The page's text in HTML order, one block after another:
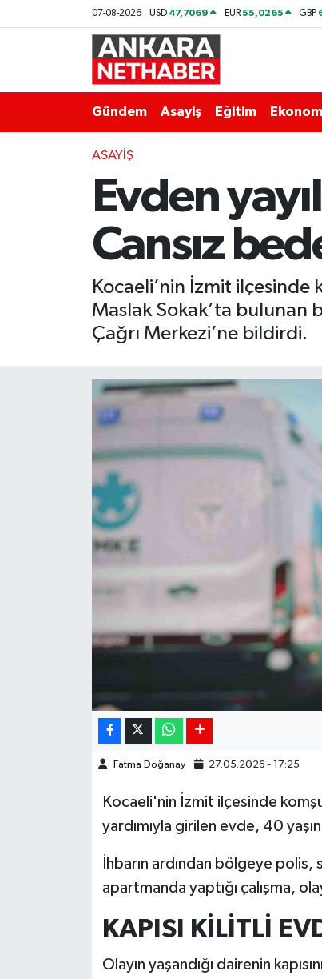
07-08-2026 USD 47,7069 EUR55,0265 GBP
Gündem Asayiş Eğitim
ASAYIŞ
Evden
Cansız
Kocaeli’nin İzmit ilçesinde
Maslak Sokak’ta bulunan
Çağrı Merkezi’ne bildirdi.
Fatma Doğanay 27.05.2026 - 17:25
Kocaeli'nin İzmit ilçesinde
yardımıyla girilen evde, 40
İhbarın ardından bölgeye
apartmanda yaptığı çalışma,
KAPISI KİLİTLİ
Olayın yaşandığı dairenin
Ekonomi
Kim Kimdir Nereli
Resmi İlanlar
Teknoloji
Ankara Hava Durumu
Tüm Manşetler
Son Dakika Haberleri
Haber Arşivi